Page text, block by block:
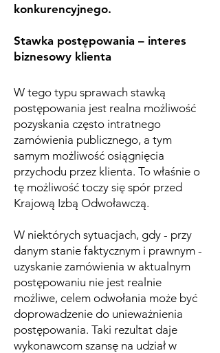
konkurencyjnego.
Stawka postępowania – interes
biznesowy klienta
W tego typu sprawach stawką
postępowania jest realna możliwość
pozyskania często intratnego
zamówienia publicznego, a tym
samym możliwość osiągnięcia
przychodu przez klienta. To właśnie o
tę możliwość toczy się spór przed
Krajową Izbą Odwoławczą.
W niektórych sytuacjach, gdy - przy
danym stanie faktycznym i prawnym -
uzyskanie zamówienia w aktualnym
postępowaniu nie jest realnie
możliwe, celem odwołania może być
doprowadzenie do unieważnienia
postępowania. Taki rezultat daje
wykonawcom szansę na udział w